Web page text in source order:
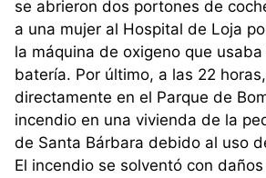
se abrieron dos portones de
a una mujer al Hospital de Loja
la máquina de oxigeno que
batería. Por último, a las 22
directamente en el Parque de
incendio en una vivienda de la
de Santa Bárbara debido al uso
El incendio se solventó con